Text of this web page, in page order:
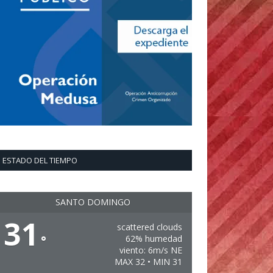
ESTADO DEL TIEMPO
SANTO DOMINGO
31 °
scattered clouds
62% humedad
viento: 6m/s NE
MAX 32 • MIN 31